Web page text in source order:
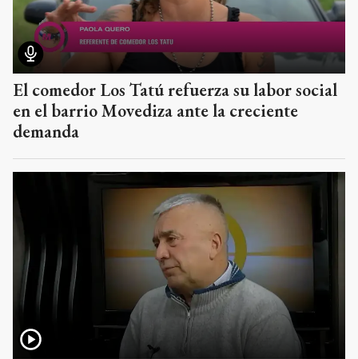
El comedor Los Tatú refuerza su labor social
en el barrio Movediza ante la creciente
demanda